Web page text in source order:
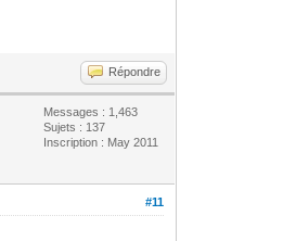
Répondre
Messages : 1,463
Sujets : 137
Inscription : May 2011
#11